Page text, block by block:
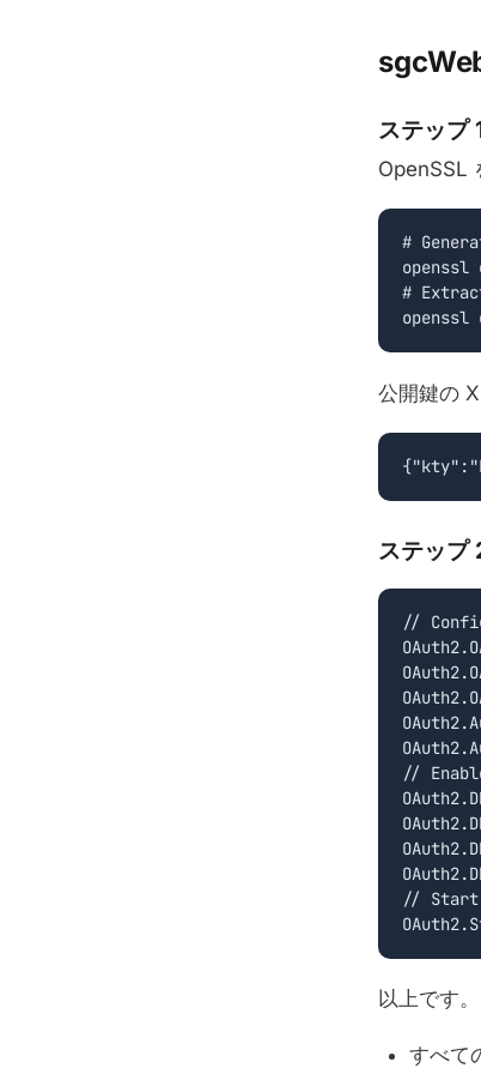
ステップ
OpenSSL
#
openssl
#
公開鍵の
ステップ
//
//
// Start
以上です
すべて